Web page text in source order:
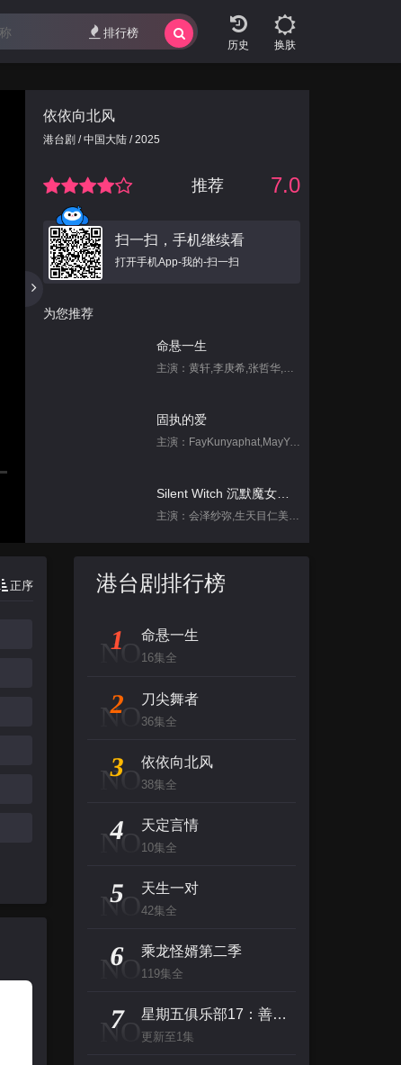
换肤
排行榜
依依向北风
港台剧 / 中国大陆 / 2025
推荐 7.0
扫一扫，手机继续看
打开手机App-我的-扫一扫
为您推荐
命悬一生
主演：黄轩,李庚希,张哲华,白宇帆,尹昉,姜珮瑶
固执的爱
主演：FayKunyaphat,MayYada
主演：会泽纱弥,生天目仁美,诹访部顺一,坂田将吾,中岛良
主演：赵菲,储小蕾
天定言情
背后
看看你有多爱我
正序 港台剧排行榜
NO
1 命悬一生
16集全
NO
2 刀尖舞者
36集全
NO
3 依依向北风
38集全
NO
4 天定言情
10集全
NO
5 天生一对
42集全
NO
6 乘龙怪婿第二季
119集全
NO
7 星期五俱乐部17：善良赢得人心
更新至1集